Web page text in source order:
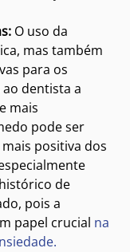
O uso da
mas também
para os
ao dentista a
mais
pode ser
positiva dos
de
pois a
papel crucial na